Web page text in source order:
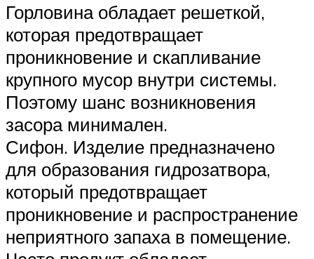
Горловина обладает решеткой,
которая предотвращает
проникновение и скапливание
крупного мусор внутри системы.
Поэтому шанс возникновения
засора минимален.
Сифон. Изделие предназначено
для образования гидрозатвора,
который предотвращает
проникновение и распространение
неприятного запаха в помещение.